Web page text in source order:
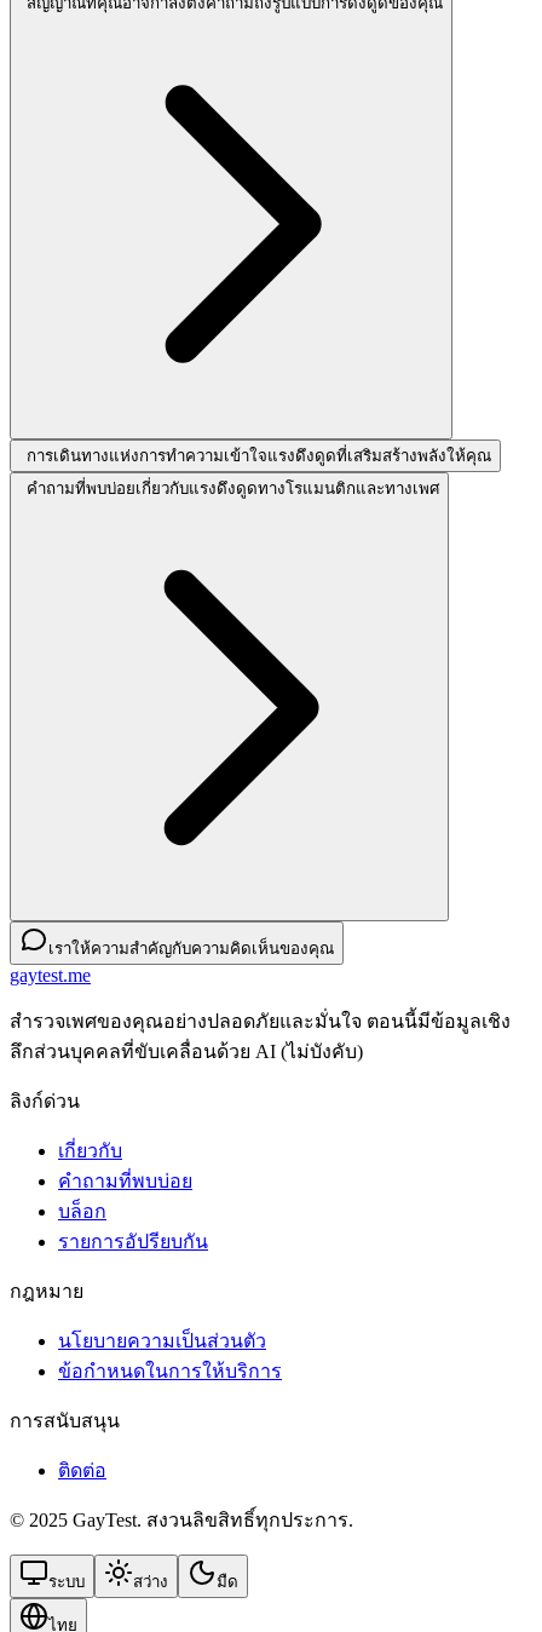
การเดินทางแห่งการทำความเข้าใจแรงดึงดูดที่เสริมสร้างพลังให้คุณ
คำถามที่พบบ่อยเกี่ยวกับแรงดึงดูดทางโรแมนติกและทางเพศ
เราให้ความสำคัญกับความคิดเห็นของคุณ
gaytest.me
สำรวจเพศของคุณอย่างปลอดภัยและมั่นใจ ตอนนี้มีข้อมูลเชิง
ลึกส่วนบุคคลที่ขับเคลื่อนด้วย AI (ไม่บังคับ)
ลิงก์ด่วน
เกี่ยวกับ
คำถามที่พบบ่อย
บล็อก
รายการอัปรียบกัน
กฎหมาย
นโยบายความเป็นส่วนตัว
ข้อกำหนดในการให้บริการ
การสนับสนุน
ติดต่อ
© 2025 GayTest. สงวนลิขสิทธิ์ทุกประการ.
ระบบ สว่าง มืด
ไทย